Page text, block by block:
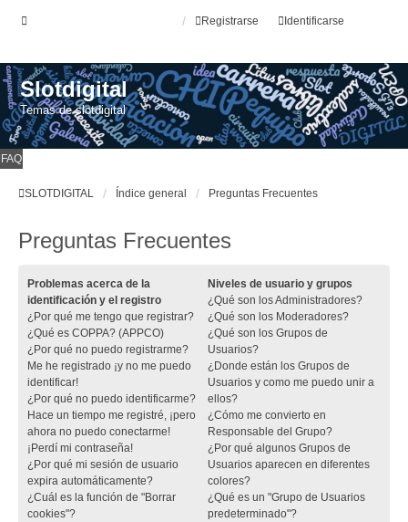
Identificarse
Registrarse
Slotdigital
Temas de slotdigital
FAQ
SLOTDIGITAL Índice general Preguntas Frecuentes
Preguntas Frecuentes
Problemas acerca de la
identificación y el registro
¿Por qué me tengo que registrar?
¿Qué es COPPA? (APPCO)
¿Por qué no puedo registrarme?
Me he registrado ¡y no me puedo
identificar!
¿Por qué no puedo identificarme?
Hace un tiempo me registré, ¡pero
ahora no puedo conectarme!
¡Perdí mi contraseña!
¿Por qué mi sesión de usuario
expira automáticamente?
¿Cuál es la función de "Borrar
cookies"?
Niveles de usuario y grupos
¿Qué son los Administradores?
¿Qué son los Moderadores?
¿Qué son los Grupos de
Usuarios?
¿Donde están los Grupos de
Usuarios y como me puedo unir a
ellos?
¿Cómo me convierto en
Responsable del Grupo?
¿Por qué algunos Grupos de
Usuarios aparecen en diferentes
colores?
¿Qué es un "Grupo de Usuarios
predeterminado"?